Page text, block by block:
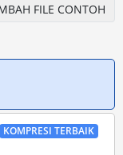
FILE CONTOH
KOMPRESI TERBAIK